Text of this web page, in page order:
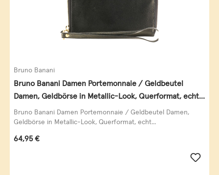
Bruno Banani
Bruno Banani Damen Portemonnaie / Geldbeutel
Damen, Geldbörse in Metallic-Look, Querformat, echt
Leder, schwarz-gold
Bruno Banani Damen Portemonnaie / Geldbeutel Damen,
Geldbörse in Metallic-Look, Querformat, echt...
Regulärer Preis:
64,95 €